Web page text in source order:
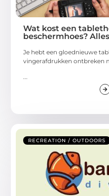
Wat kost een
beschermhoes?
Je hebt een gloednieuwe
vingerafdrukken ontbreken
...
RECREATION / OUTDOORS